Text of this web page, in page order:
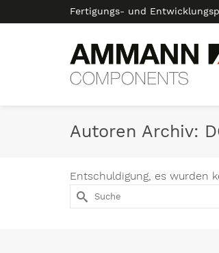
Fertigungs- und
Autoren Archiv:
Entschuldigung, es wurden
Suche
nach: